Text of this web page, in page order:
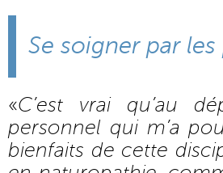
Se soigner par
«C’est vrai qu’au
personnel qui m’a
bienfaits de cette